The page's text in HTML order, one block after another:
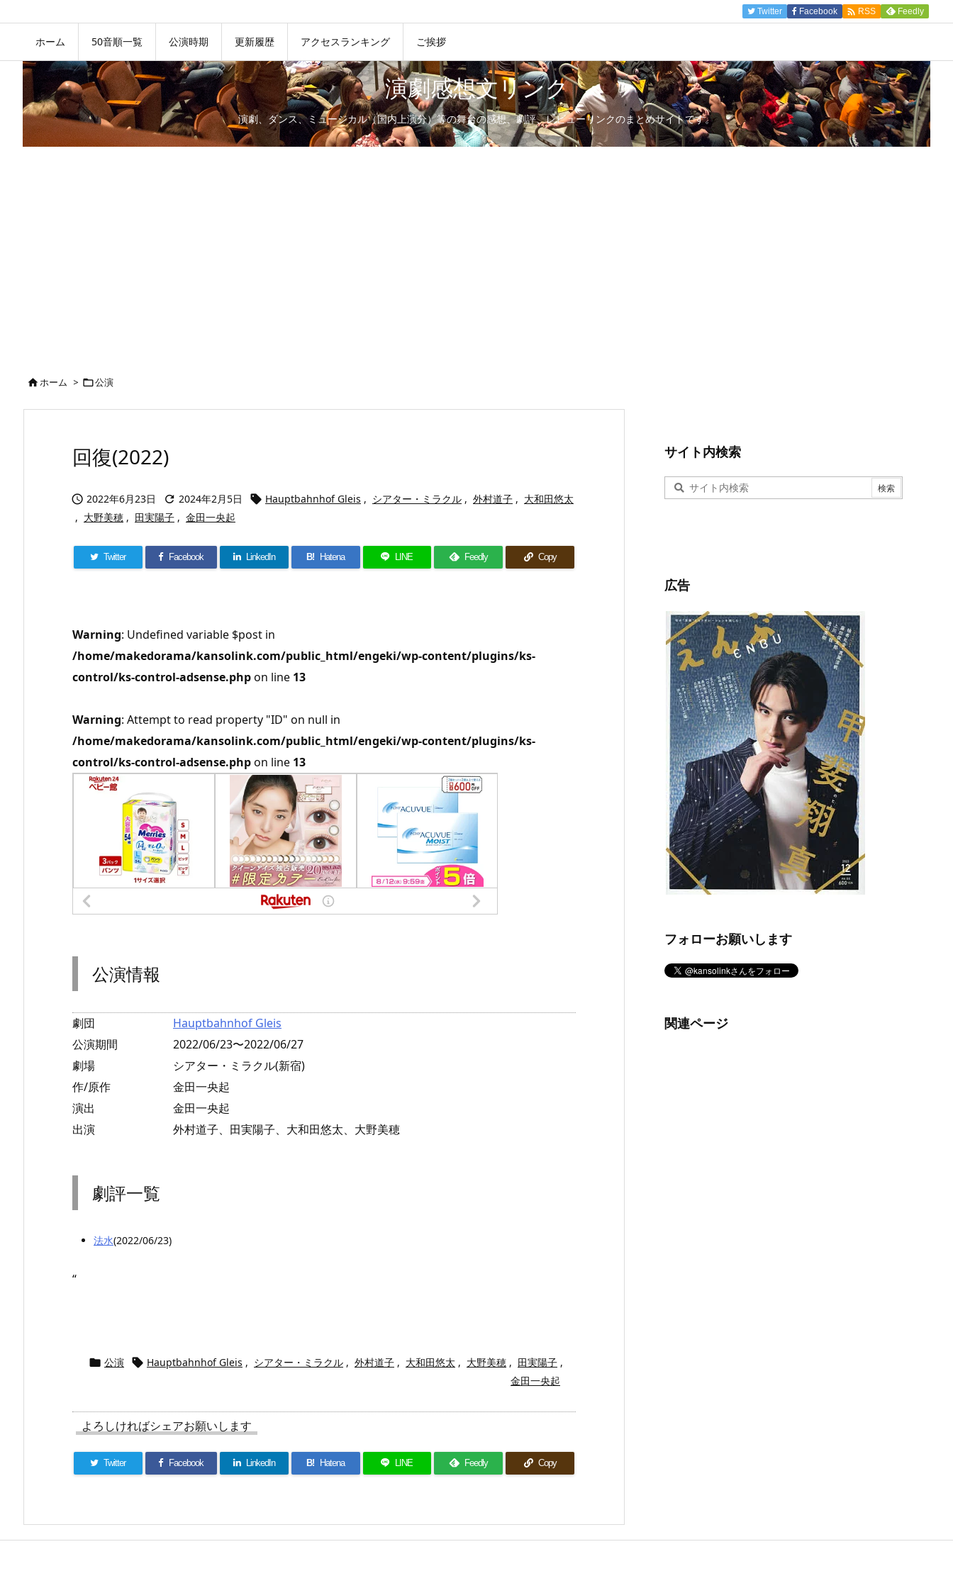
ホーム 50音順一覧 公演時期 更新履歴 アクセスランキング ご挨拶
Twitter Facebook  RSS Feedly
演劇感想文リンク
演劇、ダンス、ミュージカル（国内上演分）等の舞台の感想、劇評、レビューリンクのまとめサイトです。
ホーム > 公演
回復(2022)
 2022年6月23日  2024年2月5日  Hauptbahnhof Gleis , シアター・ミラクル , 外村道子 , 大和田悠太
, 大野美穂 , 田実陽子 , 金田一央起
Twitter Facebook LinkedIn B! Hatena LINE Feedly Copy
Warning: Undefined variable $post in
/home/makedorama/kansolink.com/public_html/engeki/wp-content/plugins/ks-
control/ks-control-adsense.phpon line 13
Warning: Attempt to read property "ID" on null in
/home/makedorama/kansolink.com/public_html/engeki/wp-content/plugins/ks-
control/ks-control-adsense.phpon line 13
公演情報
劇団
Hauptbahnhof Gleis
公演期間
2022/06/23〜2022/06/27
劇場
シアター・ミラクル(新宿)
作/原作
金田一央起
演出
金田一央起
出演
外村道子、田実陽子、大和田悠太、大野美穂
劇評一覧
法水(2022/06/23)
“
 公演  Hauptbahnhof Gleis , シアター・ミラクル , 外村道子 , 大和田悠太 , 大野美穂 , 田実陽子 ,
金田一央起
よろしければシェアお願いします
Twitter Facebook LinkedIn B! Hatena LINE Feedly Copy
サイト内検索
広告
フォローお願いします
関連ページ